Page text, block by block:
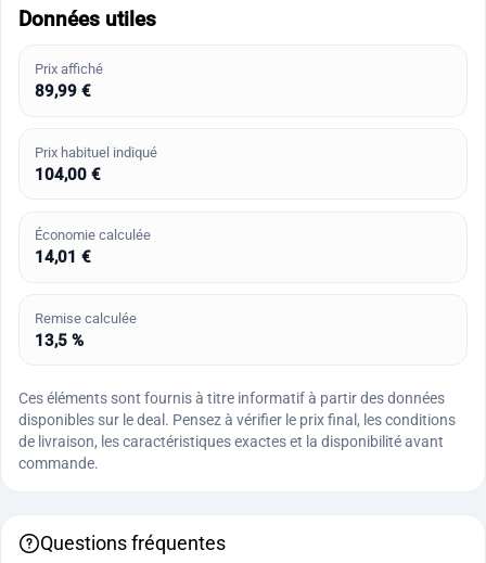
Données utiles
Prix affiché
89,99 €
Prix habituel indiqué
104,00 €
Économie calculée
14,01 €
Remise calculée
13,5 %
Ces éléments sont fournis à titre informatif à partir des données
disponibles sur le deal. Pensez à vérifier le prix final, les conditions
de livraison, les caractéristiques exactes et la disponibilité avant
commande.
Questions fréquentes